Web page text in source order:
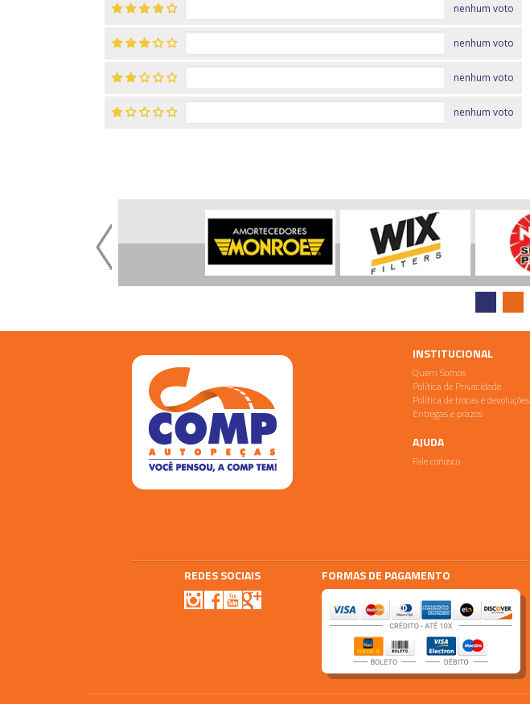
nenhum voto
nenhum voto
nenhum voto
nenhum voto
INSTITUCIONAL
Quem Somos
Política de Privacidade
Política de trocas e devoluções
Entregas e prazos
AJUDA
Fale conosco
REDES SOCIAIS FORMAS DE PAGAMENTO